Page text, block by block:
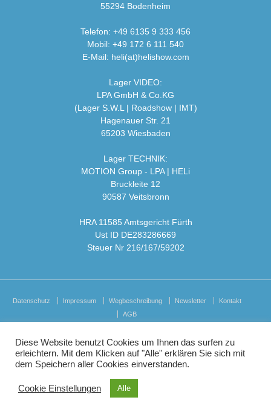
55294 Bodenheim
Telefon: +49 6135 9 333 456
Mobil: +49 172 6 111 540
E-Mail: heli(at)helishow.com
Lager VIDEO:
LPA GmbH & Co.KG
(Lager S.W.L | Roadshow | IMT)
Hagenauer Str. 21
65203 Wiesbaden
Lager TECHNIK:
MOTION Group - LPA | HELi
Bruckleite 12
90587 Veitsbronn
HRA 11585 Amtsgericht Fürth
Ust ID DE283286669
Steuer Nr 216/167/59202
Datenschutz Impressum Wegbeschreibung Newsletter
Kontakt
AGB
© 2026HELi Showequipment GmbH i.L.
Diese Website benutzt Cookies um Ihnen das surfen zu
erleichtern. Mit dem Klicken auf "Alle" erklären Sie sich mit
dem Speichern aller Cookies einverstanden.
Cookie Einstellungen Alle